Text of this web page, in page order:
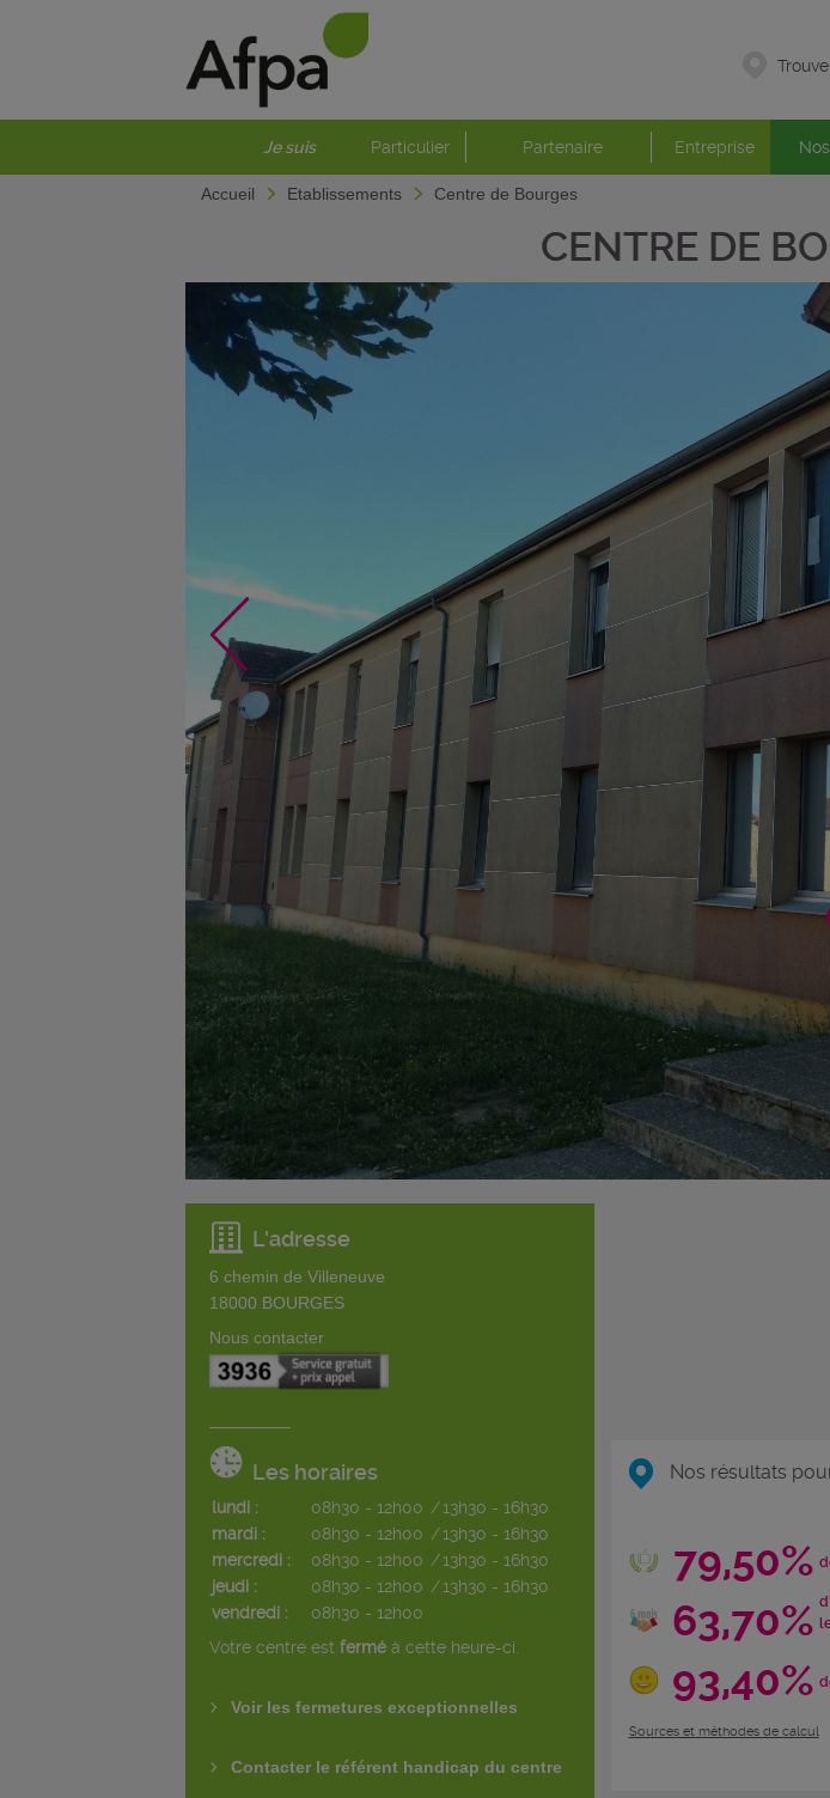
Je suis Particulier Partenaire Entreprise
Accueil Etablissements Centre de Bourges
CENTRE DE
L'adresse
6 chemin de Villeneuve
18000 BOURGES
Nous contacter
Les horaires
lundi : 08h30 - 12h00 /13h30 - 16h30
mardi :
08h30 - 12h00 /13h30 - 16h30
mercredi :
08h30 - 12h00 /13h30 - 16h30
jeudi :
08h30 - 12h00 /13h30 - 16h30
vendredi :
08h30 - 12h00
Votre centre est ferméà cette heure-ci.
Voir les fermetures exceptionnelles
Contacter le référent handicap du centre
Nos résultats
79,50%
63,70%
93,40%
Sources et méthodes de calcul